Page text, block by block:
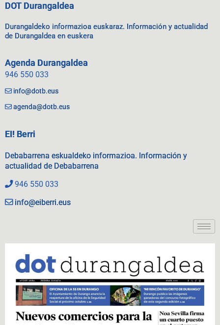
DOT Durangaldea
Durangaldeko informazioa euskaraz. Información y actualidad
de Durangaldea en euskera
Agenda Durangaldea
946 550 033
info@dotb.eus
agenda@dotb.eus
EI! Berri
Debabarrena eskualdeko informazioa. Información y
actualidad de Debabarrena
946 550 033
info@eiberri.eus